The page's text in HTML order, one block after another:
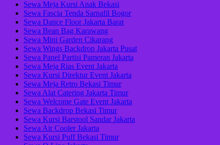
Sewa Meja Kursi Anak Bekasi
Sewa Fascia Tenda Sarnafil Bogor
Sewa Dance Floor Jakarta Barat
Sewa Bean Bag Karawang
Sewa Mini Garden Cikarang
Sewa Wings Backdrop Jakarta Pusat
Sewa Panel Partisi Pameran Jakarta
Sewa Meja Rias Event Jakarta
Sewa Kursi Direktur Event Jakarta
Sewa Meja Retro Bekasi Timur
Sewa Alat Catering Jakarta Timur
Sewa Welcome Gate Event Jakarta
Sewa Backdrop Bekasi Timur
Sewa Kursi Barstool Sandar Jakarta
Sewa Air Cooler Jakarta
Sewa Kursi Puff Bekasi Timur